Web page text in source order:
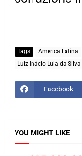
Tags America Latina
Luiz Inácio Lula da Silva
Facebook
YOU MIGHT LIKE